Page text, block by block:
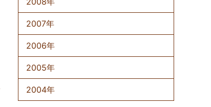
2007年
2006年
2005年
2004年